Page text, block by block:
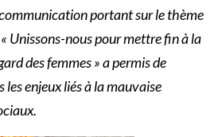
portant sur le thème
Unissons-nous pour mettre fin à la
des femmes » a permis de
enjeux liés à la mauvaise